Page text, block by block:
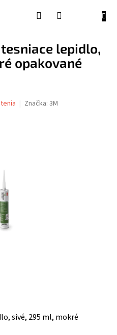
lepidlo,
opakované
Značka: 3M
sivé, 295 ml, mokré